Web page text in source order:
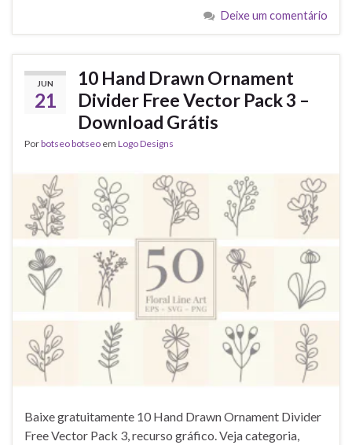
Deixe um comentário
JUN
21
10 Hand Drawn Ornament
Divider Free Vector Pack 3 –
Download Grátis
Porbotseo botseo em Logo Designs
Baixe gratuitamente 10 Hand Drawn Ornament Divider
Free Vector Pack 3, recurso gráfico. Veja categoria,